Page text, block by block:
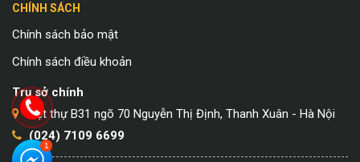
CHÍNH SÁCH
Chính sách bảo mật
Chính sách điều khoản
Trụ sở chính
Biệt thự B31 ngõ 70 Nguyễn Thị Định, Thanh Xuân - Hà Nội
(024) 7109 6699